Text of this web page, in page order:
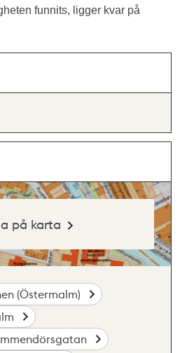
funnits, ligger kvar på
på karta
(Östermalm)